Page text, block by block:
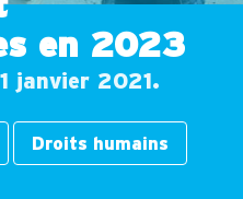
en 2023
janvier 2021.
Droits humains